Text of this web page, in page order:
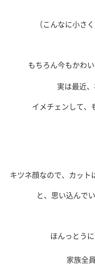
（こんなに小さ
もちろん今もかわ
実は最近
イメチェンして、
キツネ顔なので、カット
と、思い込んで
ほんっとう
家族全員